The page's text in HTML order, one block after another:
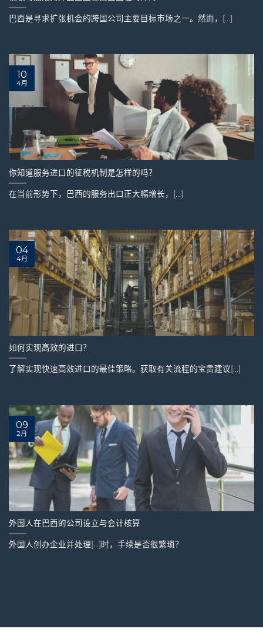
巴西是寻求扩张机会的跨国公司主要目标市场之一。然而，[...]
你知道服务进口的征税机制是怎样的吗？
在当前形势下，巴西的服务出口正大幅增长，[...]
10
4月
如何实现高效的进口？
了解实现快速高效进口的最佳策略。获取有关流程的宝贵建议[...]
04
4月
外国人在巴西的公司设立与会计核算
外国人创办企业并处理[...]时，手续是否很繁琐？
09
2月